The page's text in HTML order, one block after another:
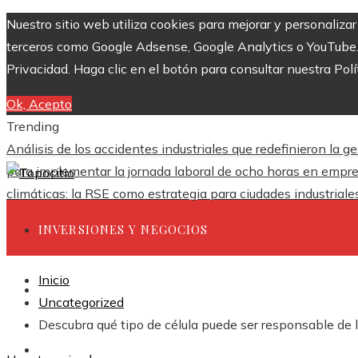
Nuestro sitio web utiliza cookies para mejorar y
terceros como Google Adsense, Google Analytics o
Privacidad. Haga clic en el botón para consultar nuestra
Ok, Acepto
Trending
Análisis de los accidentes industriales que redefinieron la
para implementar la jornada laboral de ocho horas en
climáticas: la RSE como estrategia para ciudades
INVERSIONES Y NEGOCIOS
CIENCIA Y TECNOLOGÍA
Inicio
Uncategorized
Descubra qué tipo de célula puede ser responsable de